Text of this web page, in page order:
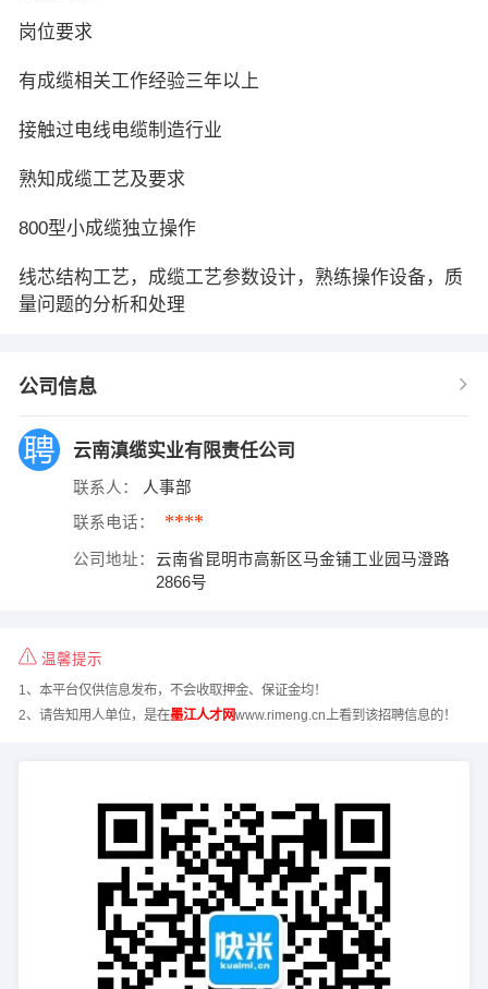
岗位要求
有成缆相关工作经验三年以上
接触过电线电缆制造行业
熟知成缆工艺及要求
800型小成缆独立操作
线芯结构工艺，成缆工艺参数设计，熟练操作设备，质
量问题的分析和处理
公司信息
云南滇缆实业有限责任公司
联系人： 人事部
联系电话： ****
公司地址：
云南省昆明市高新区马金铺工业园马澄路
2866号
温馨提示
1、本平台仅供信息发布，不会收取押金、保证金均！
2、请告知用人单位，是在墨江人才网www.rimeng.cn上看到该招聘信息的！